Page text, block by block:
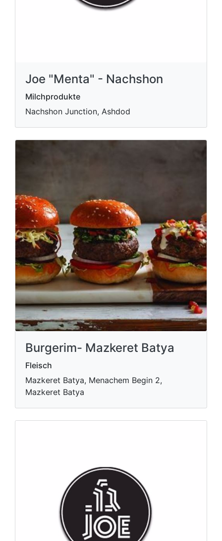
Joe "Menta" - Nachshon
Milchprodukte
Nachshon Junction, Ashdod
Burgerim- Mazkeret Batya
Fleisch
Mazkeret Batya, Menachem Begin 2,
Mazkeret Batya